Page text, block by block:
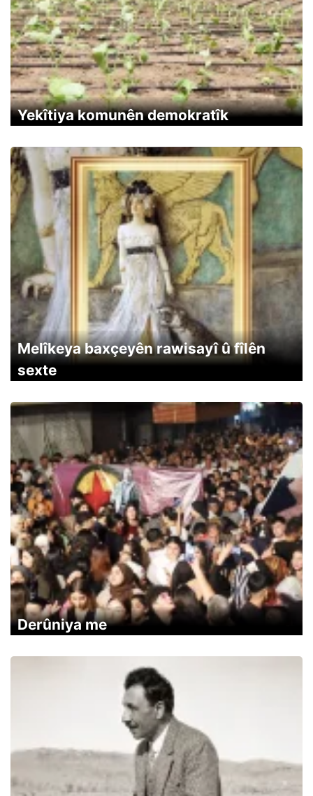
Yekîtiya komunên demokratîk
Melîkeya baxçeyên rawisayî û fîlên
sexte
Derûniya me